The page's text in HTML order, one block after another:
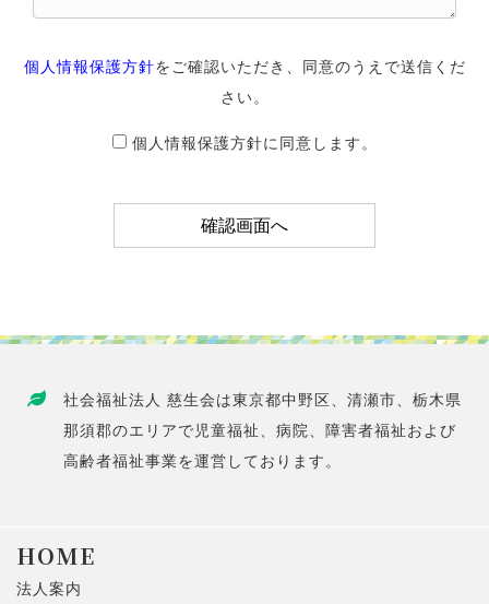
個人情報保護方針をご確認いただき、同意のうえで送信くだ
さい。
個人情報保護方針に同意します。
社会福祉法人 慈生会は東京都中野区、清瀬市、栃木県
那須郡のエリアで児童福祉、病院、障害者福祉および
高齢者福祉事業を運営しております。
HOME
法人案内